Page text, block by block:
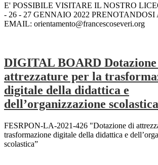
E' POSSIBILE VISITARE IL NOSTRO
- 26 - 27 GENNAIO 2022
EMAIL: orientamento@francescoseveri.org
DIGITAL BOARD
attrezzature per la
digitale della didattica e
dell’organizzazione scolastica
FESRPON-LA-2021-426 "Dotazione di
trasformazione digitale della didattica e
scolastica”